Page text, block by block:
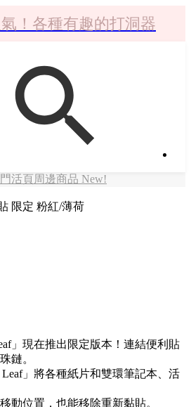
！各種有趣的打洞器
！各種有趣的打洞器
免運(台灣地區)
氣！各種有趣的打洞器
活頁周邊商品 New!
限定 粉紅/薄荷
」現在推出限定版本！連結便利貼
鏈。
」將各種紙片和雙環筆記本、活
動位置，也能移除重新黏貼。